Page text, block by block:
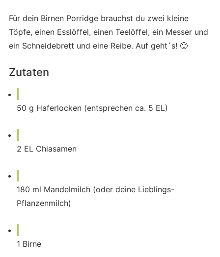
Für dein Birnen Porridge brauchst du zwei kleine
Töpfe, einen Esslöffel, einen Teelöffel, ein Messer und
ein Schneidebrett und eine Reibe. Auf geht´s! 🙂
Zutaten
50 g Haferlocken (entsprechen ca. 5 EL)
2 EL Chiasamen
180 ml Mandelmilch (oder deine Lieblings-
Pflanzenmilch)
1 Birne